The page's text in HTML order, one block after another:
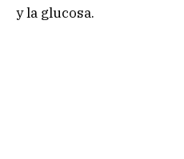
y la glucosa.